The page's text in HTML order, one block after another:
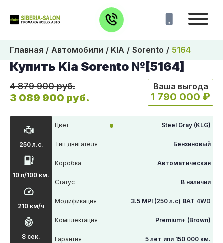
Главная Автомобили KIA Sorento 5164
Купить Kia Sorento №[5164]
4 879 900 руб.
3 089 900 руб.
Ваша выгода
1 790 000 ₽
250 л.с.
10 л/100 км.
210 км/ч
8 сек.
Цвет Steel Gray (KLG)
Тип двигателя Бензиновый
Коробка Автоматическая
Статус В наличии
Модификация 3.5 MPI (250 л.с) 8AT 4WD
Комплектация Premium+ (Brown)
Гарантия 5 лет или 150 000 км.